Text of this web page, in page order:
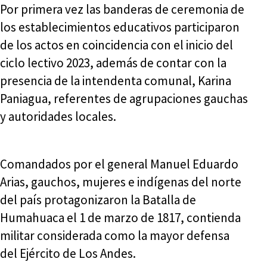
Por primera vez las banderas de ceremonia de
los establecimientos educativos participaron
de los actos en coincidencia con el inicio del
ciclo lectivo 2023, además de contar con la
presencia de la intendenta comunal, Karina
Paniagua, referentes de agrupaciones gauchas
y autoridades locales.
Comandados por el general Manuel Eduardo
Arias, gauchos, mujeres e indígenas del norte
del país protagonizaron la Batalla de
Humahuaca el 1 de marzo de 1817, contienda
militar considerada como la mayor defensa
del Ejército de Los Andes.